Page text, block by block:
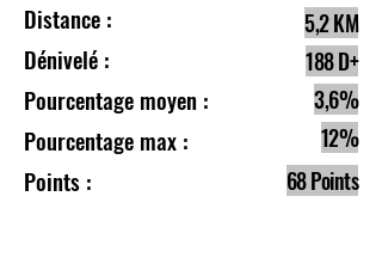
Distance :
Dénivelé :
Pourcentage moyen :
Pourcentage max :
Points :
5,2 KM
188 D+
3,6%
12%
68 Points